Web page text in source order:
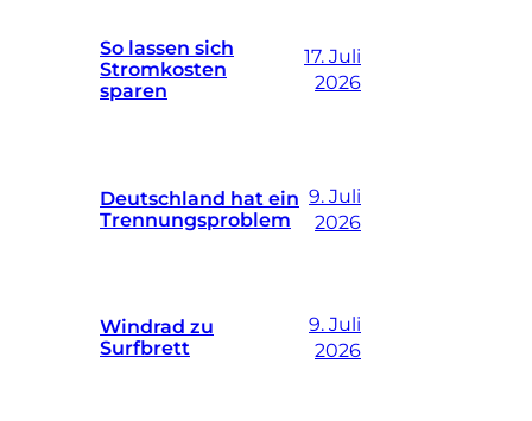
So lassen sich
Stromkosten
sparen
17. Juli
2026
Deutschland hat ein
Trennungsproblem
9. Juli
2026
Windrad zu
Surfbrett
9. Juli
2026